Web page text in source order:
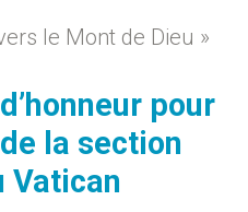
le Mont de Dieu »
pour
la section
Vatican